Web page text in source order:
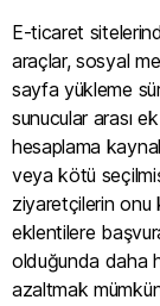
E-ticaret
araçlar, sosyal
sayfa yükleme
sunucular arası
hesaplama
veya kötü
ziyaretçilerin onu
eklentilere
olduğunda daha
azaltmak